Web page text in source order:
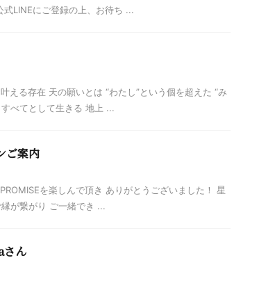
LINEにご登録の上、お待ち ...
える存在 天の願いとは “わたし”という個を超えた “み
べてとして生きる 地上 ...
ご案内
を楽しんで頂き ありがとうございました！ 星
が繋がり ご一緒でき ...
さん